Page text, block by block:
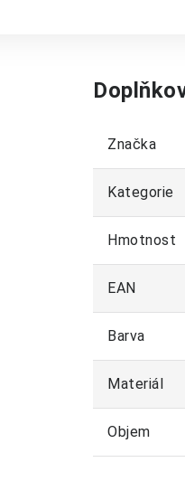
Značka
Kategorie
Hmotnost
EAN
Barva
Materiál
Objem